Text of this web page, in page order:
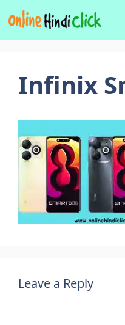
to
content
Infinix
Leave a Reply